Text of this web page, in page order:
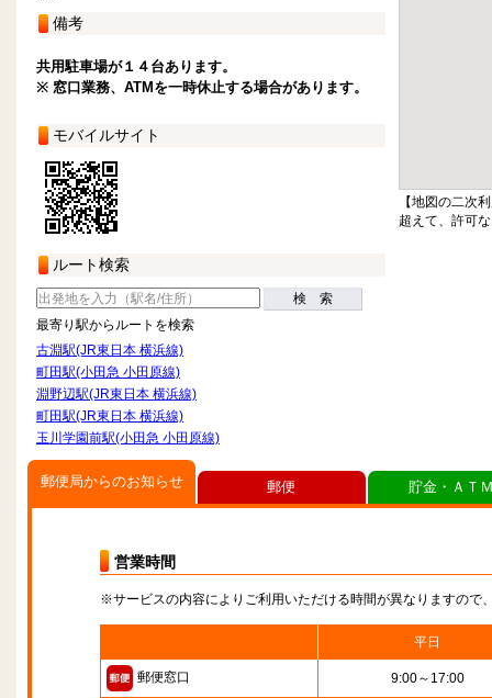
備考
共用駐車場が１４台あります。
※ 窓口業務、ATMを一時休止する場合があります。
モバイルサイト
ルート検索
検 索
最寄り駅からルートを検索
古淵駅(JR東日本 横浜線)
町田駅(小田急 小田原線)
淵野辺駅(JR東日本 横浜線)
町田駅(JR東日本 横浜線)
玉川学園前駅(小田急 小田原線)
【地図の二次
超えて、許可
郵便局からのお知らせ
営業時間
※サービスの内容によりご利用いただける時間が異なりますので
平日
郵便窓口 9:00～17:00
郵便 貯金・ＡＴ